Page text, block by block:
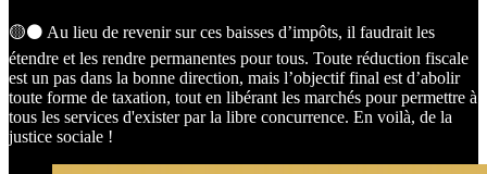
🟡⚫️ Au lieu de revenir sur ces baisses d’impôts, il faudrait les
étendre et les rendre permanentes pour tous. Toute réduction fiscale
est un pas dans la bonne direction, mais l’objectif final est d’abolir
toute forme de taxation, tout en libérant les marchés pour permettre à
tous les services d'exister par la libre concurrence. En voilà, de la
justice sociale !